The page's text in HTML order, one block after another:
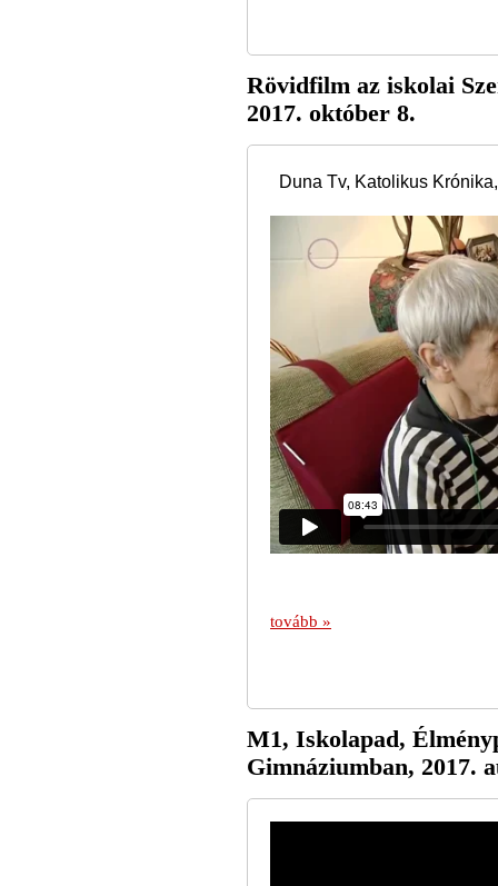
Rövidfilm az iskolai
2017. október 8.
Duna Tv, Katolikus
tovább »
M1, Iskolapad,
Gimnáziumban, 2017.